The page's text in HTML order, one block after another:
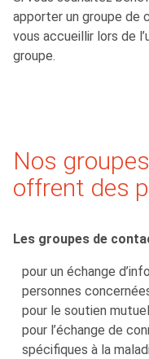
apporter un groupe de
vous accueillir lors de
groupe.
Nos
offrent des
Les groupes de
pour un échange
personnes
pour le soutien mutuel
pour l’échange de
spécifiques à la